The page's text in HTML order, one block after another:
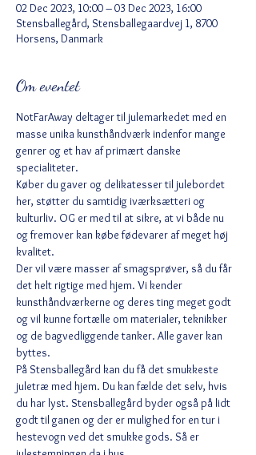
02 Dec 2023, 10:00 – 03 Dec 2023, 16:00
Stensballegård, Stensballegaardvej 1, 8700
Horsens, Danmark
Om eventet
NotFarAway deltager til julemarkedet med en
masse unika kunsthåndværk indenfor mange
genrer og et hav af primært danske
specialiteter.
Køber du gaver og delikatesser til julebordet
her, støtter du samtidig iværksætteri og
kulturliv. OG er med til at sikre, at vi både nu
og fremover kan købe fødevarer af meget høj
kvalitet.
Der vil være masser af smagsprøver, så du får
det helt rigtige med hjem. Vi kender
kunsthåndværkerne og deres ting meget godt
og vil kunne fortælle om materialer, teknikker
og de bagvedliggende tanker. Alle gaver kan
byttes.
På Stensballegård kan du få det smukkeste
juletræ med hjem. Du kan fælde det selv, hvis
du har lyst. Stensballegård byder også på lidt
godt til ganen og der er mulighed for en tur i
hestevogn ved det smukke gods. Så er